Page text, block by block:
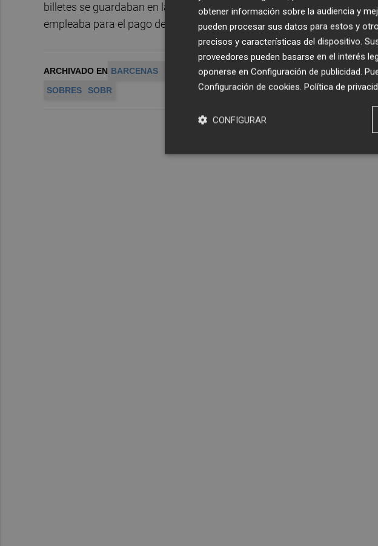
billetes se guardaban en la caja fuerte. Según la versión ofrecida por
empleaba para el pago de sobresueldos a altos cargos del partido.
ARCHIVADO EN BARCENAS CONTABILIDAD B AUTORIA DE LOS
SOBRES
SOBR
obtener información sobre la audiencia y
pueden procesar sus datos para estos y
precisos y características del dispositivo.
proveedores pueden basarse en el interés
oponerse en Configuración de publicidad.
Configuración de cookies. Política de
CONFIGURAR